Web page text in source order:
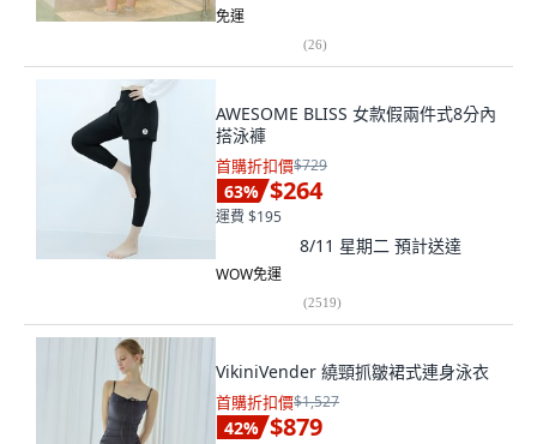
免運
(26)
AWESOME BLISS 女款假兩件式8分內
搭泳褲
首購折扣價$729
63% $264
運費 $195
8/11 星期二 預計送達
WOW免運
(2519)
VikiniVender 繞頸抓皺裙式連身泳衣
首購折扣價$1,527
42% $879